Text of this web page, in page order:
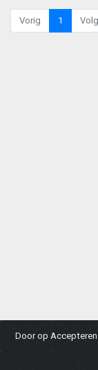
Vorig 1
Door op